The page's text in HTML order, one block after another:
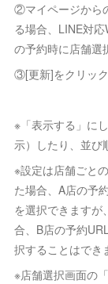
②マイページから
る場合、LINE対
の予約時に店舗選
③[更新]をクリック
※「表示する」に
示）したり、並び
※設定は店舗ごと
た場合、A店の予
を選択できますが
合、B店の予約
択することはでき
※店舗選択画面の